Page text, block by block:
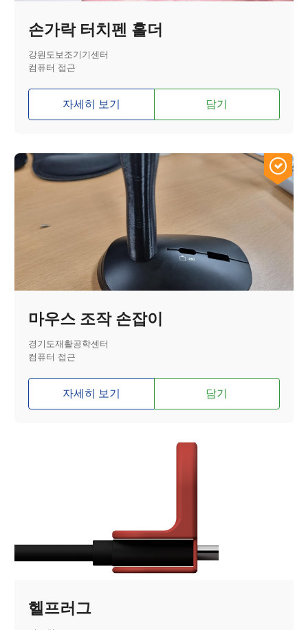
손가락 터치펜 홀더
강원도보조기기센터
컴퓨터 접근
자세히 보기 담기
마우스 조작 손잡이
경기도재활공학센터
컴퓨터 접근
자세히 보기 담기
헬프러그